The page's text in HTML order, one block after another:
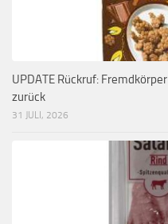
UPDATE Rückruf:
zurück
31 JULI, 2026